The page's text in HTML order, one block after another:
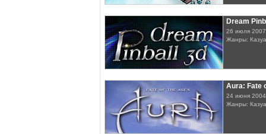
Dream
26 июля 2007
Жанры:
Aura: Fate
24 июня 2004
Жанры: